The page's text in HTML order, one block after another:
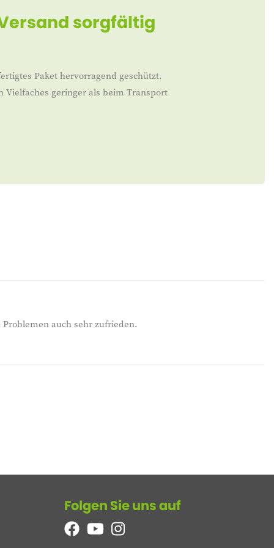
sorgfältig
Paket hervorragend geschützt.
Vielfaches geringer als beim Transport
auch sehr zufrieden.
Folgen Sie uns auf